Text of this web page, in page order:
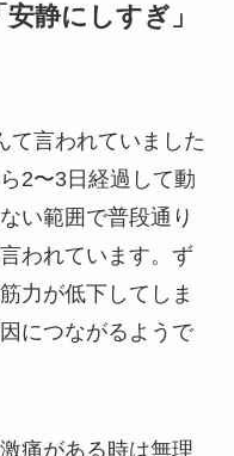
静にしすぎ」
て言われていました
2〜3日経過して動
い範囲で普段通り
われています。ず
力が低下してしま
につながるようで
痛がある時は無理